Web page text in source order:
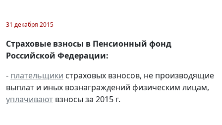
31 декабря 2015
Страховые взносы в Пенсионный фонд
Российской Федерации:
- плательщики страховых взносов, не производящие
выплат и иных вознаграждений физическим лицам,
уплачивают взносы за 2015 г.